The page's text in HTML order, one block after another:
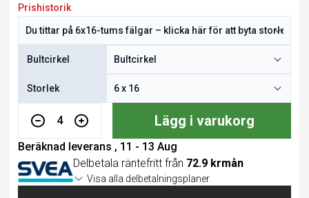
Prishistorik
Bultcirkel
Storlek
4 Lägg i varukorg
Beräknad leverans , 11 - 13 Aug
Delbetala räntefritt från 72.9 krmån
Visa alla delbetalningsplaner